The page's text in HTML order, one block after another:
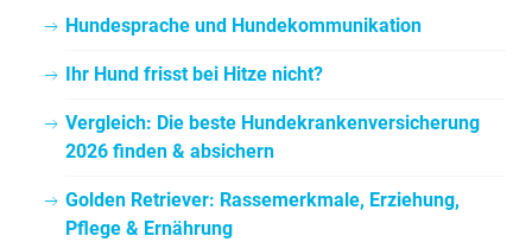
Hundesprache und Hundekommunikation
Ihr Hund frisst bei Hitze nicht?
Vergleich: Die beste Hundekrankenversicherung
2026 finden & absichern
Golden Retriever: Rassemerkmale, Erziehung,
Pflege & Ernährung